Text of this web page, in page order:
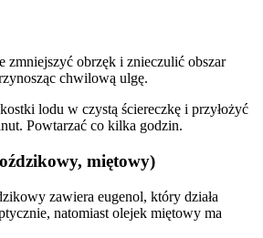
zmniejszyć obrzęk i znieczulić obszar
chwilową ulgę.
lodu w czystą ściereczkę i przyłożyć
Powtarzać co kilka godzin.
miętowy)
zawiera eugenol, który działa
natomiast olejek miętowy ma